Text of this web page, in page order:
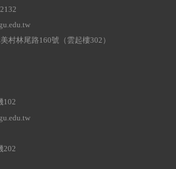
村林尾路160號（雲起樓302）
102
202